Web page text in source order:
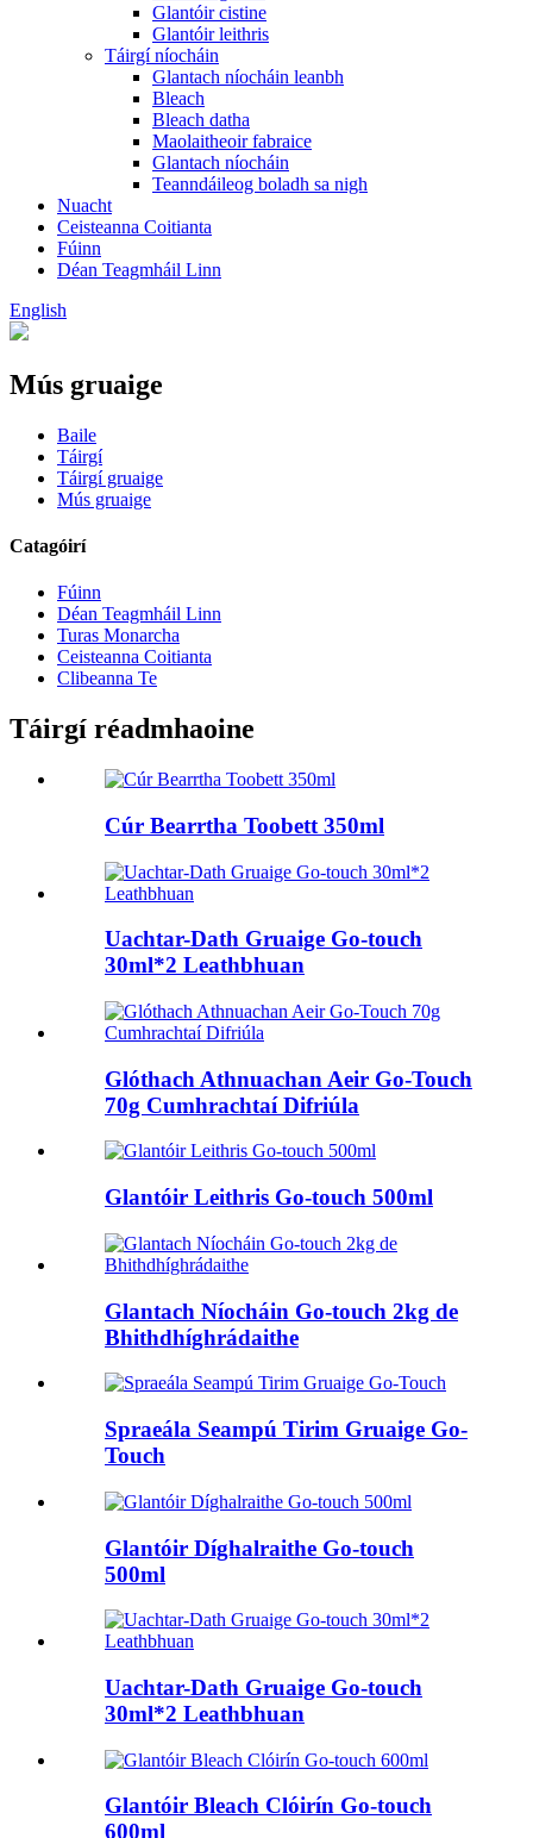
Glantóir cistine
Glantóir leithris
Táirgí níocháin
Glantach níocháin leanbh
Bleach
Bleach datha
Maolaitheoir fabraice
Glantach níocháin
Teanndáileog boladh sa nigh
Nuacht
Ceisteanna Coitianta
Fúinn
Déan Teagmháil Linn
English
Mús gruaige
Baile
Táirgí
Táirgí gruaige
Mús gruaige
Catagóirí
Fúinn
Déan Teagmháil Linn
Turas Monarcha
Ceisteanna Coitianta
Clibeanna Te
Táirgí réadmhaoine
Cúr Bearrtha Toobett 350ml
Uachtar-Dath Gruaige Go-touch
30ml*2 Leathbhuan
Glóthach Athnuachan Aeir Go-Touch
70g Cumhrachtaí Difriúla
Glantóir Leithris Go-touch 500ml
Glantach Níocháin Go-touch 2kg de
Bhithdhíghrádaithe
Spraeála Seampú Tirim Gruaige Go-
Touch
Glantóir Díghalraithe Go-touch
500ml
Uachtar-Dath Gruaige Go-touch
30ml*2 Leathbhuan
Glantóir Bleach Clóirín Go-touch
600ml